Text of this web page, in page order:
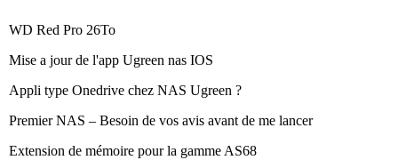
WD Red Pro 26To
Mise a jour de l'app Ugreen nas IOS
Appli type Onedrive chez NAS Ugreen ?
Premier NAS – Besoin de vos avis avant de me lancer
Extension de mémoire pour la gamme AS68